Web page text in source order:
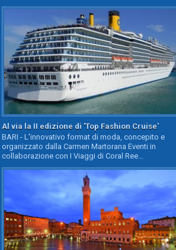
Al via la II edizione di 'Top Fashion Cruise'
BARI - L'innovativo format di moda, concepito e
organizzato dalla Carmen Martorana Eventi in
collaborazione con I Viaggi di Coral Ree...